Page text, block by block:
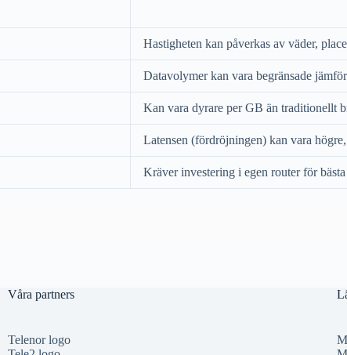
Hastigheten kan påverkas av väder,
Datavolymer kan vara begränsade
Kan vara dyrare per GB än traditionellt
Latensen (fördröjningen) kan vara
Kräver investering i egen router för bästa
Våra partners
Telenor logo